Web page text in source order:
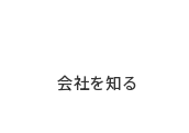
会社を知る